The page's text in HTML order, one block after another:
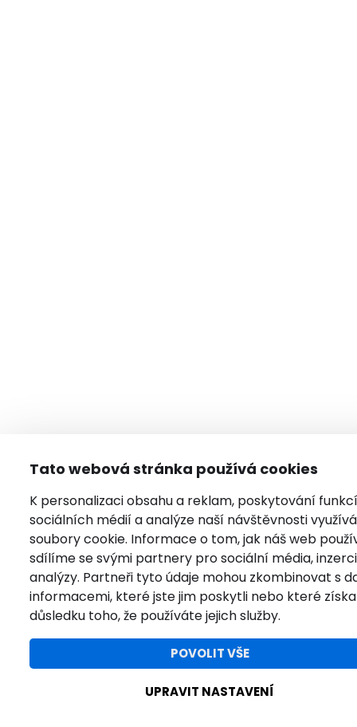
Tato webová stránka používá cookies
K personalizaci obsahu a reklam, poskytování funkcí
sociálních médií a analýze naší návštěvnosti
soubory cookie. Informace o tom, jak náš web
sdílíme se svými partnery pro sociální média,
analýzy. Partneři tyto údaje mohou zkombinovat s
informacemi, které jste jim poskytli nebo které
důsledku toho, že používáte jejich služby.
POVOLIT VŠE
UPRAVIT NASTAVENÍ